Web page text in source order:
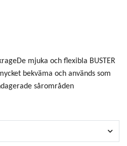
mjuka och flexibla BUSTER
bekväma och används som
sårområden